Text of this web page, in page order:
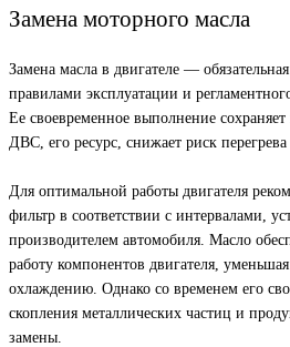
Замена моторного масла
Замена масла в двигателе —
правилами эксплуатации и
Ее своевременное выполнение сохраняет
ДВС, его ресурс, снижает риск перегрева
Для оптимальной работы двигателя
фильтр в соответствии с интервалами,
производителем автомобиля. Масло
работу компонентов двигателя,
охлаждению. Однако со временем его
скопления металлических частиц и
замены.